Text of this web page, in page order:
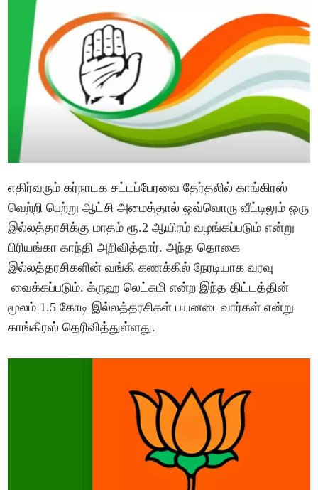
எதிர்வரும் கர்நாடக சட்டப்பேரவை தேர்தலில் காங்கிரஸ்
வெற்றி பெற்று ஆட்சி அமைத்தால் ஒவ்வொரு வீட்டிலும் ஒரு
இல்லத்தரசிக்கு மாதம் ரூ.2 ஆயிரம் வழங்கப்படும் என்று
பிரியங்கா காந்தி அறிவித்தார். அந்த தொகை
இல்லத்தரசிகளின் வங்கி கணக்கில் நேரடியாக வரவு
வைக்கப்படும். க்ருஹ லெட்சுமி என்ற இந்த திட்டத்தின்
மூலம் 1.5 கோடி இல்லத்தரசிகள் பயனடைவார்கள் என்று
காங்கிரஸ் தெரிவித்துள்ளது.